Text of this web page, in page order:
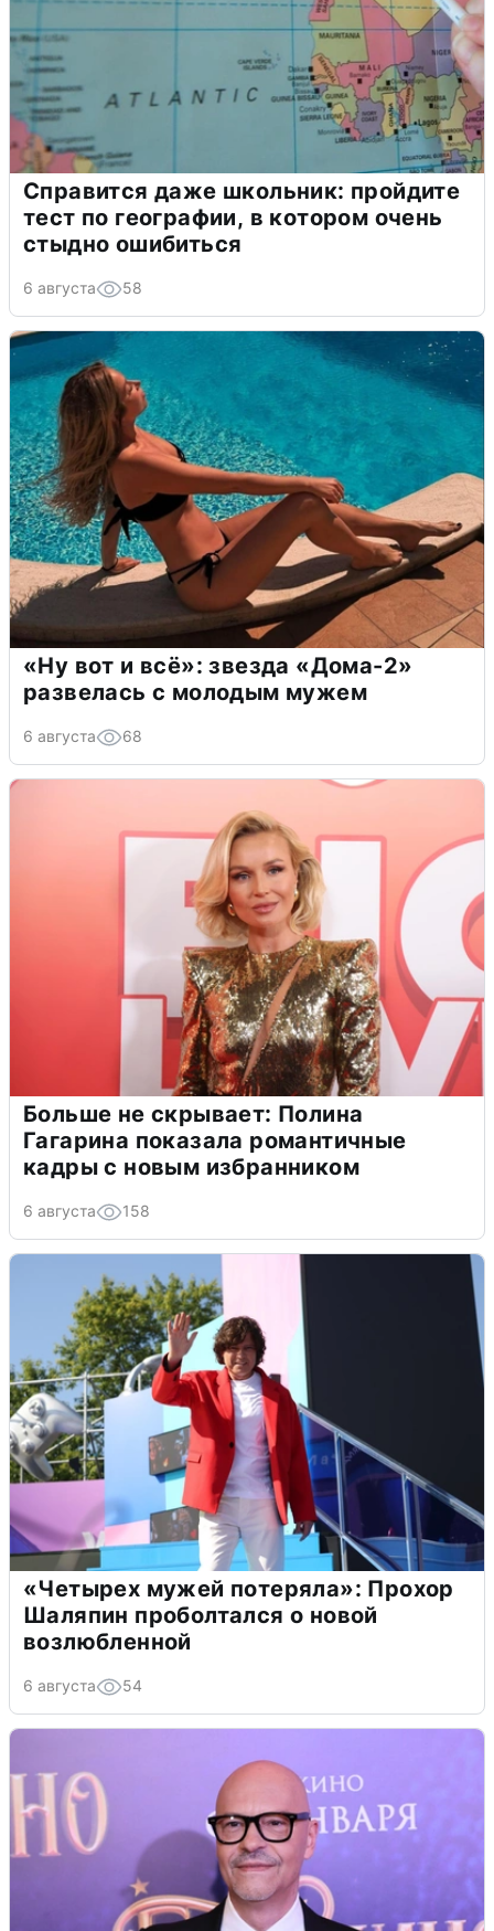
Справится даже школьник: пройдите
тест по географии, в котором очень
стыдно ошибиться
6 августа 58
«Ну вот и всё»: звезда «Дома-2»
развелась с молодым мужем
6 августа 68
Больше не скрывает: Полина
Гагарина показала романтичные
кадры с новым избранником
6 августа 158
«Четырех мужей потеряла»: Прохор
Шаляпин проболтался о новой
возлюбленной
6 августа 54